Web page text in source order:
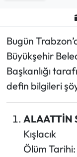
Bugün
Büyükşehir
Başkanlığı
defin bilgileri
ALAATTİN
Kışlacık
Ölüm
ASTROLOJİ
Spor Yazıları
Mektup
Ekonomi
Sağlık